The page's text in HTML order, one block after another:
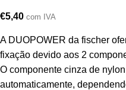
€5,40 com IVA
A DUOPOWER da fischer
fixação devido aos 2
O componente cinza de
automaticamente,